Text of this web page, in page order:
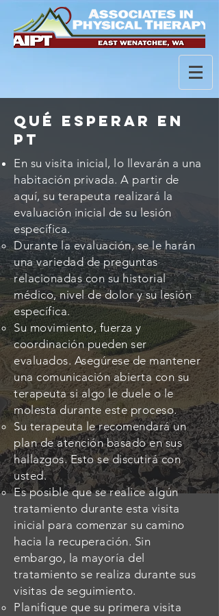
Qué esperar en
PT
En su visita inicial, lo llevarán a una
habitación privada. A partir de
aquí, su terapeuta realizará la
evaluación inicial de su lesión
específica.
Durante la evaluación, se le harán
una variedad de preguntas
relacionadas con su historial
médico, nivel de dolor y su lesión
específica.
Su movimiento, fuerza y ​​
coordinación pueden ser
evaluados. Asegúrese de mantener
una comunicación abierta con su
terapeuta si algo le duele o le
molesta durante este proceso.
Su terapeuta le recomendará un
plan de atención basado en sus
hallazgos. Esto se discutirá con
usted.
Es posible que se realice algún
tratamiento durante esta visita
inicial para comenzar su camino
hacia la recuperación. Sin
embargo, la mayoría del
tratamiento se realiza durante sus
visitas de seguimiento.
Planifique que su primera visita